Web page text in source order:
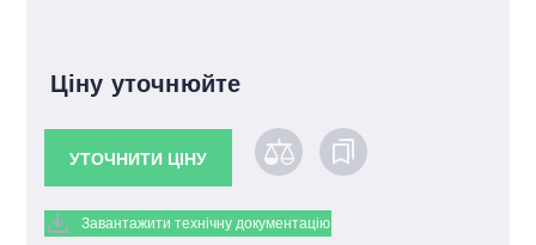
Ціну уточнюйте
УТОЧНИТИ ЦІНУ
Завантажити технічну документацію